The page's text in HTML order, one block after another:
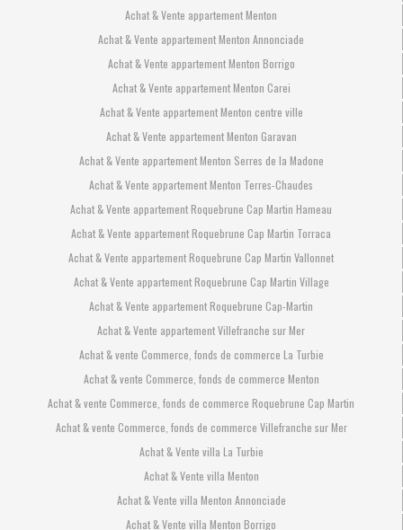
Achat & Vente appartement Menton
Achat & Vente appartement Menton Annonciade
Achat & Vente appartement Menton Borrigo
Achat & Vente appartement Menton Carei
Achat & Vente appartement Menton centre ville
Achat & Vente appartement Menton Garavan
Achat & Vente appartement Menton Serres de la Madone
Achat & Vente appartement Menton Terres-Chaudes
Achat & Vente appartement Roquebrune Cap Martin Hameau
Achat & Vente appartement Roquebrune Cap Martin Torraca
Achat & Vente appartement Roquebrune Cap Martin Vallonnet
Achat & Vente appartement Roquebrune Cap Martin Village
Achat & Vente appartement Roquebrune Cap-Martin
Achat & Vente appartement Villefranche sur Mer
Achat & vente Commerce, fonds de commerce La Turbie
Achat & vente Commerce, fonds de commerce Menton
Achat & vente Commerce, fonds de commerce Roquebrune Cap Martin
Achat & vente Commerce, fonds de commerce Villefranche sur Mer
Achat & Vente villa La Turbie
Achat & Vente villa Menton
Achat & Vente villa Menton Annonciade
Achat & Vente villa Menton Borrigo